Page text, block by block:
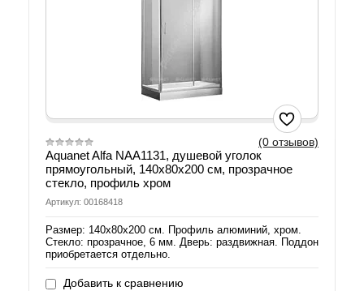
(0 отзывов)
Aquanet Alfa NAA1131, душевой уголок
прямоугольный, 140х80х200 см, прозрачное
стекло, профиль хром
Артикул: 00168418
Размер: 140х80х200 см. Профиль алюминий, хром.
Стекло: прозрачное, 6 мм. Дверь: раздвижная. Поддон
приобретается отдельно.
Добавить к сравнению